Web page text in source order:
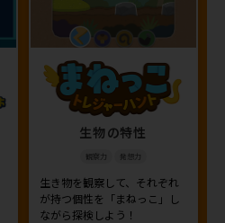
生物の特性
観察力 発想力
生き物を観察して、それぞれ
が持つ個性を「まねっこ」し
ながら探検しよう！